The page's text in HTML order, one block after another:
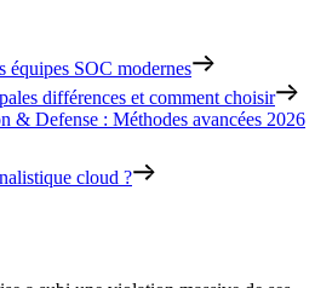
SOC modernes
différences et comment choisir
& Defense : Méthodes avancées 2026
cloud ?